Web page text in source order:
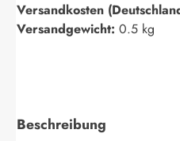
Versandkosten
Versandgewicht: 0.5 kg
Beschreibung